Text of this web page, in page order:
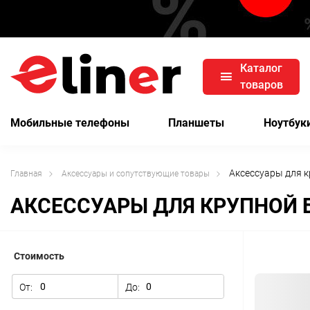
Каталог
товаров
Мобильные телефоны Планшеты
Главная Аксессуары и сопутствующие товары Аксессуары для
АКСЕССУАРЫ ДЛЯ КРУПНОЙ
Стоимость
От: До: